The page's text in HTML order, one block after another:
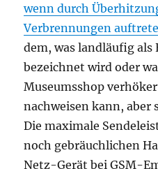
wenn durch
Verbrennungen
dem, was landläufig als
bezeichnet wird oder
Museumsshop
nachweisen kann, aber
Die maximale
noch gebräuchlichen
Netz-Gerät bei GSM-